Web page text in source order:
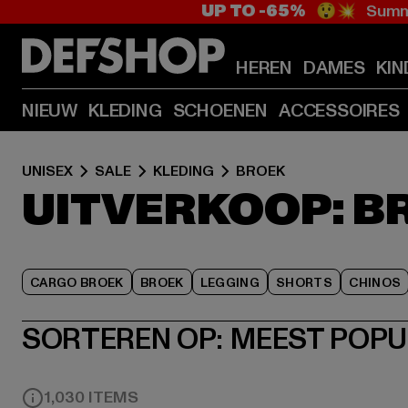
UP TO -65% 😲💥
HEREN DAMES
NIEUW KLEDING SCHOENEN ACCESSOIRES
UNISEX SALE KLEDING BROEK
UITVERKOOP:
CARGO BROEK BROEK LEGGING SHORTS CHINOS
SORTEREN OP: MEEST
1,030 ITEMS